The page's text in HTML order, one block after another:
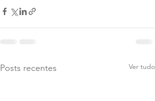
Posts recentes Ver tudo